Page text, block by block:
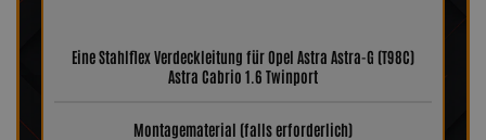
Eine Stahlflex Verdeckleitung für Opel Astra Astra-G (T98C)
Astra Cabrio 1.6 Twinport
Montagematerial (falls erforderlich)